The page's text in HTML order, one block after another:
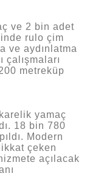
ve 2 bin adet
rulo çim
ve aydınlatma
metreküp
yamaç
18 bin 780
Modern
çeken
açılacak